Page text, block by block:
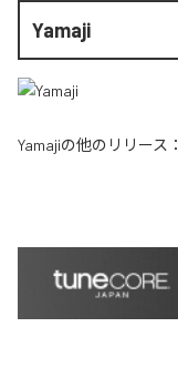
Yamaji
Yamajiの他のリリース：